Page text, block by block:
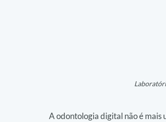
A odontologia digital não é